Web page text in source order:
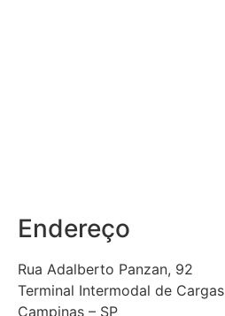
Endereço
Rua Adalberto Panzan, 92
Terminal Intermodal de Cargas
Campinas – SP